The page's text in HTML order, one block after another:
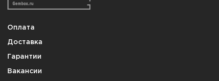
Оплата
Доставка
Гарантии
Вакансии